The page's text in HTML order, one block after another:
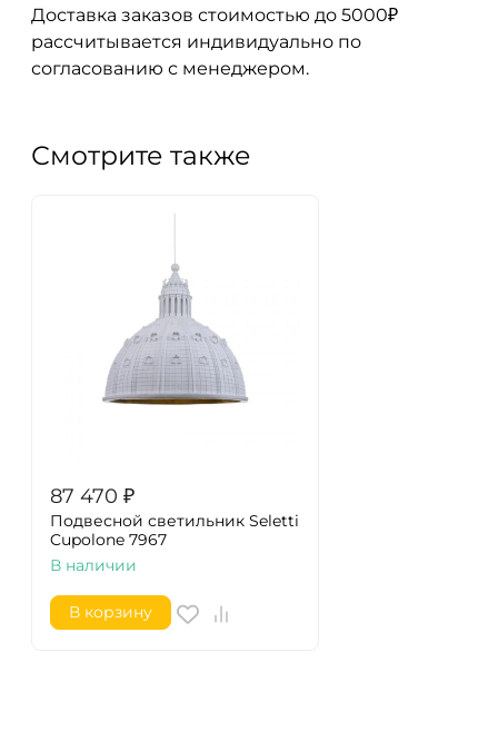
Доставка заказов стоимостью до 5000₽
рассчитывается индивидуально по
согласованию с менеджером.
Смотрите также
87 470 ₽
Подвесной светильник Seletti
Cupolone 7967
В наличии
В корзину